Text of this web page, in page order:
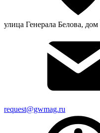
улица Генерала Белова,
request@gwmag.ru